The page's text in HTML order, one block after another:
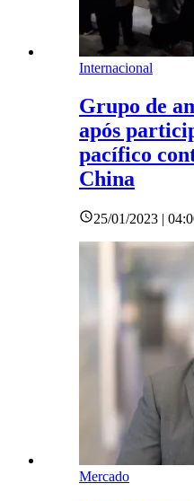
Internacional
Grupo de
após
pacífico
China
25/01/2023 |
Mercado